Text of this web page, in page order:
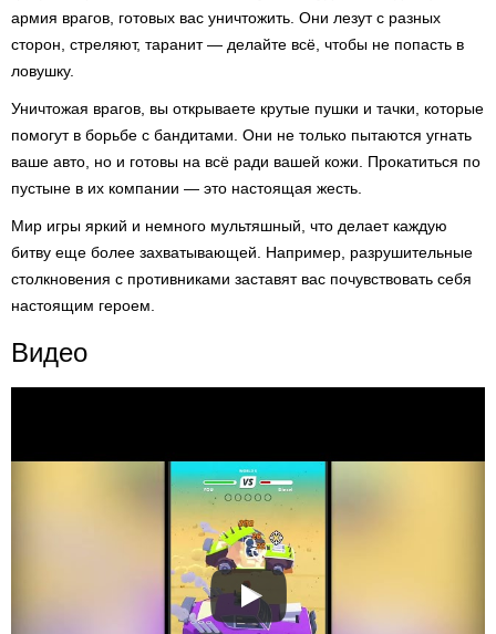
армия врагов, готовых вас уничтожить. Они лезут с разных
сторон, стреляют, таранит — делайте всё, чтобы не попасть в
ловушку.
Уничтожая врагов, вы открываете крутые пушки и тачки, которые
помогут в борьбе с бандитами. Они не только пытаются угнать
ваше авто, но и готовы на всё ради вашей кожи. Прокатиться по
пустыне в их компании — это настоящая жесть.
Мир игры яркий и немного мультяшный, что делает каждую
битву еще более захватывающей. Например, разрушительные
столкновения с противниками заставят вас почувствовать себя
настоящим героем.
Видео